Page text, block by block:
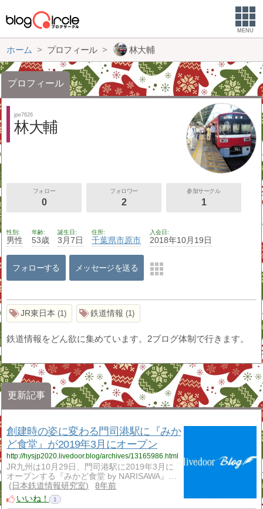
MENU
ホーム プロフィール 林大輔
プロフィール
jpe7626
林大輔
フォロー
0
フォロワー
2
参加サークル
1
性別
男性
年齢
53歳
誕生日
3月7日
住所
千葉県市原市
入会日
2018年10月19日
フォローする メッセージを送る
JR東日本 1 鉄道情報 1
鉄道情報をどん欲に集めています。2ブログ体制で行きます。
更新記事
創建時の姿に変わる門司港駅に『みか
ど食堂』が2019年3月にオープン
http://hysjp2020.livedoor.blog/archives/13165986.html
JR九州は10月29日、門司港駅に2019年3月に
オープンする『みかど食堂 by NARISAWA』…
日本鉄道情報研究室
8年前
いいね！
1